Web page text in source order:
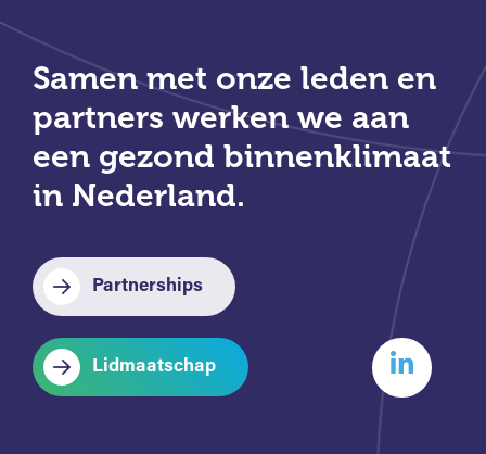
Samen met onze leden en
partners werken we aan
een gezond binnenklimaat
in Nederland.
Partnerships
Lidmaatschap